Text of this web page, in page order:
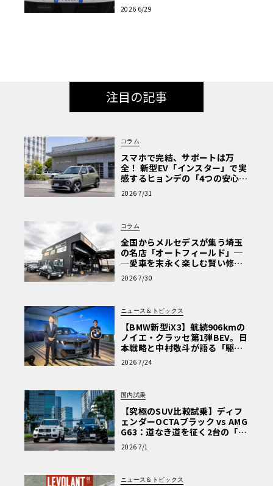
2026 6/29
注目の記事
コラム
スマホで完結、サポートは万
全！ 新型EV「インスター」で実
感するヒョンデの「4つの安心」
【第1回・ヒョンデ6つの疑問：
Why? Hyundai?】〈PR〉
2026 7/31
コラム
全国からメルセデスが集う埼玉
の名店「オートフィールド」─
─愛車を末永く楽しむ賢い修理
術と、プロがフックス製オイル
を選ぶ理由〈PR〉
2026 7/30
ニュース＆トピックス
【BMW新型iX3】航続906kmの
ノイエ・クラッセ第1弾BEV。日
本戦略と中村敬斗が語る「駆け
ぬける歓び」
2026 7/24
国内試乗
【究極のSUV比較試乗】ディフ
ェンダーOCTAブラック vs AMG
G63：道なき道を征く2台の「対
極的アプローチ」
2026 7/1
ニュース＆トピックス